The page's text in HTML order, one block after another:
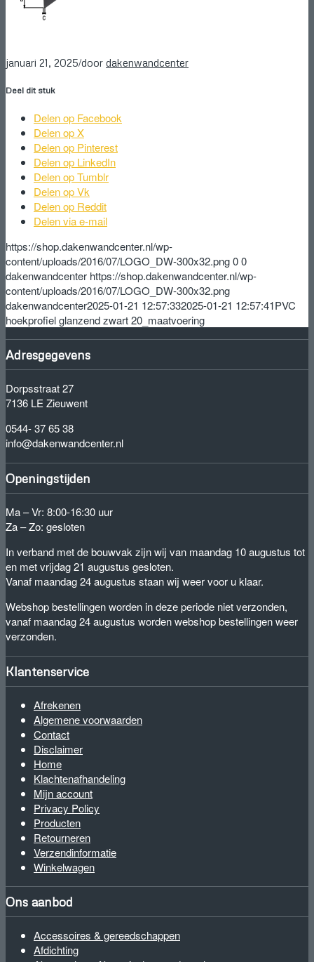
januari 21, 2025/door dakenwandcenter
Deel dit stuk
Delen op Facebook
Delen op X
Delen op Pinterest
Delen op LinkedIn
Delen op Tumblr
Delen op Vk
Delen op Reddit
Delen via e-mail
https://shop.dakenwandcenter.nl/wp-
content/uploads/2016/07/LOGO_DW-300x32.png00
dakenwandcenter https://shop.dakenwandcenter.nl/wp-
content/uploads/2016/07/LOGO_DW-300x32.png
dakenwandcenter2025-01-21 12:57:332025-01-21 12:57:41PVC
hoekprofiel glanzend zwart 20_maatvoering
Adresgegevens
Dorpsstraat 27
7136 LE Zieuwent
0544- 37 65 38
info@dakenwandcenter.nl
Openingstijden
Ma – Vr: 8:00-16:30 uur
Za – Zo: gesloten
In verband met de bouwvak zijn wij van maandag 10 augustus tot
en met vrijdag 21 augustus gesloten.
Vanaf maandag 24 augustus staan wij weer voor u klaar.
Webshop bestellingen worden in deze periode niet verzonden,
vanaf maandag 24 augustus worden webshop bestellingen weer
verzonden.
Klantenservice
Afrekenen
Algemene voorwaarden
Contact
Disclaimer
Home
Klachtenafhandeling
Mijn account
Privacy Policy
Producten
Retourneren
Verzendinformatie
Winkelwagen
Ons aanbod
Accessoires & gereedschappen
Afdichting